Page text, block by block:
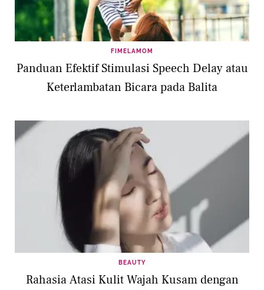
FIMELAMOM
Panduan Efektif Stimulasi Speech Delay atau
Keterlambatan Bicara pada Balita
BEAUTY
Rahasia Atasi Kulit Wajah Kusam dengan